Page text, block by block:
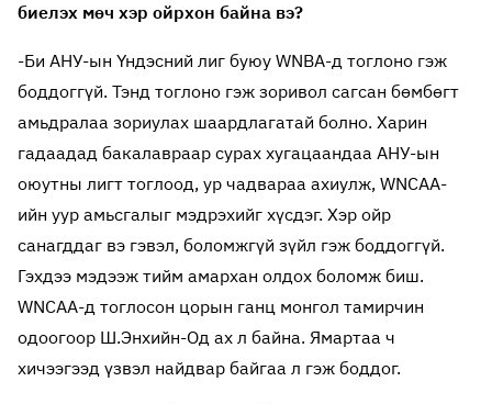
биелэх мөч хэр ойрхон байна вэ?
-Би АНУ-ын Үндэсний лиг буюу WNBA-д тоглоно гэж
боддоггүй. Тэнд тоглоно гэж зоривол сагсан бөмбөгт
амьдралаа зориулах шаардлагатай болно. Харин
гадаадад бакалавраар сурах хугацаандаа АНУ-ын
оюутны лигт тоглоод, ур чадвараа ахиулж, WNCAA-
ийн уур амьсгалыг мэдрэхийг хүсдэг. Хэр ойр
санагддаг вэ гэвэл, боломжгүй зүйл гэж боддоггүй.
Гэхдээ мэдээж тийм амархан олдох боломж биш.
WNCAA-д тоглосон цорын ганц монгол тамирчин
одоогоор Ш.Энхийн-Од ах л байна. Ямартаа ч
хичээгээд үзвэл найдвар байгаа л гэж боддог.